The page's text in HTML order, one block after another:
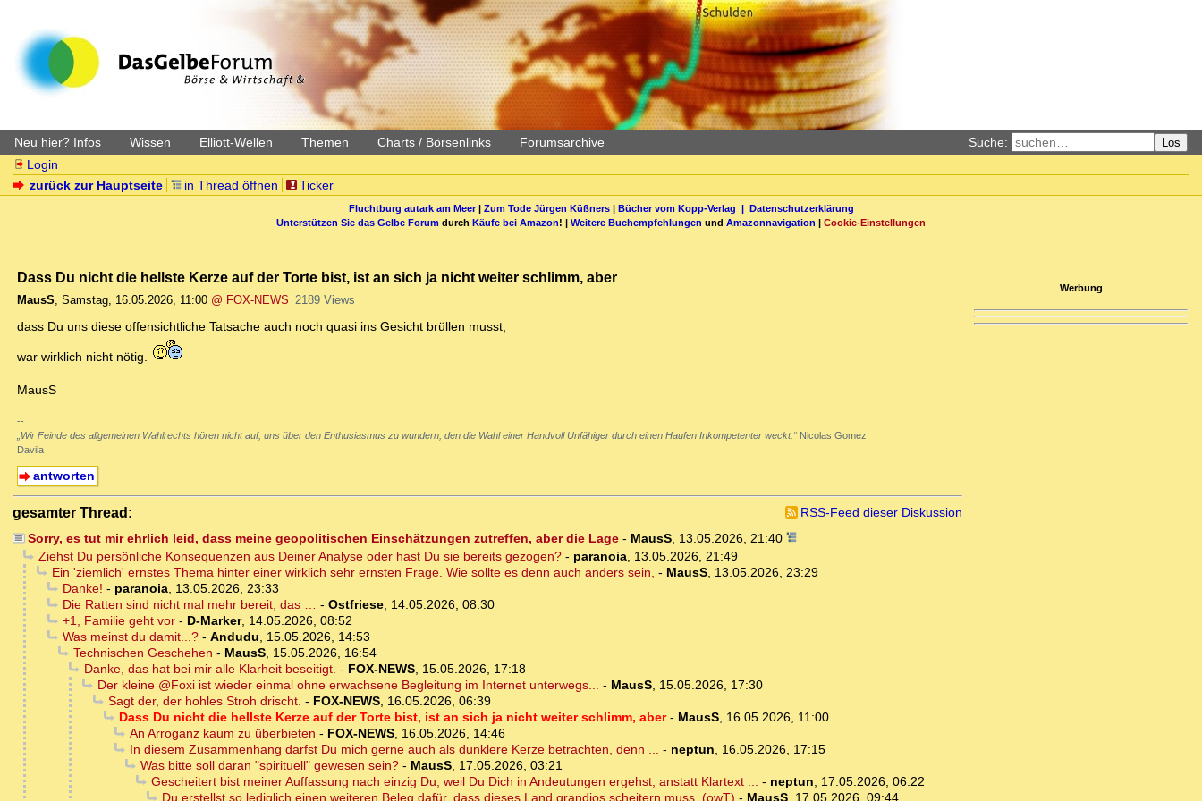
Neu hier? Infos Wissen Elliott-Wellen Themen Charts / Börsenlinks Forumsarchive Suche: Los
Login
zurück zur Hauptseite
in Thread öffnen Ticker
Fluchtburg autark am Meer| Zum Tode Jürgen Küßners| Bücher vom Kopp-Verlag | Datenschutzerklärung
Unterstützen Sie das Gelbe Forum durch Käufe bei Amazon! | Weitere Buchempfehlungen und Amazonnavigation | Cookie-Einstellungen
Dass Du nicht die hellste Kerze auf der Torte bist, ist an sich ja nicht weiter schlimm, aber
MausS, Samstag, 16.05.2026, 11:00 @ FOX-NEWS 2189 Views
dass Du uns diese offensichtliche Tatsache auch noch quasi ins Gesicht brüllen musst,
war wirklich nicht nötig.
MausS
--
„Wir Feinde des allgemeinen Wahlrechts hören nicht auf, uns über den Enthusiasmus zu wundern, den die Wahl einer Handvoll Unfähiger durch einen Haufen Inkompetenter weckt.“ Nicolas Gomez
Davila
antworten
gesamter Thread:
RSS-Feed dieser Diskussion
Sorry, es tut mir ehrlich leid, dass meine geopolitischen Einschätzungen zutreffen, aber die Lage- MausS, 13.05.2026, 21:40
Ziehst Du persönliche Konsequenzen aus Deiner Analyse oder hast Du sie bereits gezogen?- paranoia, 13.05.2026, 21:49
Ein 'ziemlich' ernstes Thema hinter einer wirklich sehr ernsten Frage. Wie sollte es denn auch anders sein, - MausS, 13.05.2026, 23:29
Danke! - paranoia, 13.05.2026, 23:33
Die Ratten sind nicht mal mehr bereit, das … - Ostfriese, 14.05.2026, 08:30
+1, Familie geht vor- D-Marker, 14.05.2026, 08:52
Was meinst du damit...?- Andudu, 15.05.2026, 14:53
Technischen Geschehen - MausS, 15.05.2026, 16:54
Danke, das hat bei mir alle Klarheit beseitigt. - FOX-NEWS, 15.05.2026, 17:18
Der kleine @Foxi ist wieder einmal ohne erwachsene Begleitung im Internet unterwegs... - MausS, 15.05.2026, 17:30
Sagt der, der hohles Stroh drischt. - FOX-NEWS, 16.05.2026, 06:39
Dass Du nicht die hellste Kerze auf der Torte bist, ist an sich ja nicht weiter schlimm, aber- MausS, 16.05.2026, 11:00
An Arroganz kaum zu überbieten - FOX-NEWS, 16.05.2026, 14:46
In diesem Zusammenhang darfst Du mich gerne auch als dunklere Kerze betrachten, denn ... - neptun, 16.05.2026, 17:15
Was bitte soll daran "spirituell" gewesen sein?- MausS, 17.05.2026, 03:21
Gescheitert bist meiner Auffassung nach einzig Du, weil Du Dich in Andeutungen ergehst, anstatt Klartext ... - neptun, 17.05.2026, 06:22
Du erstellst so lediglich einen weiteren Beleg dafür, dass dieses Land grandios scheitern muss. (owT) - MausS, 17.05.2026, 09:44
Werbung